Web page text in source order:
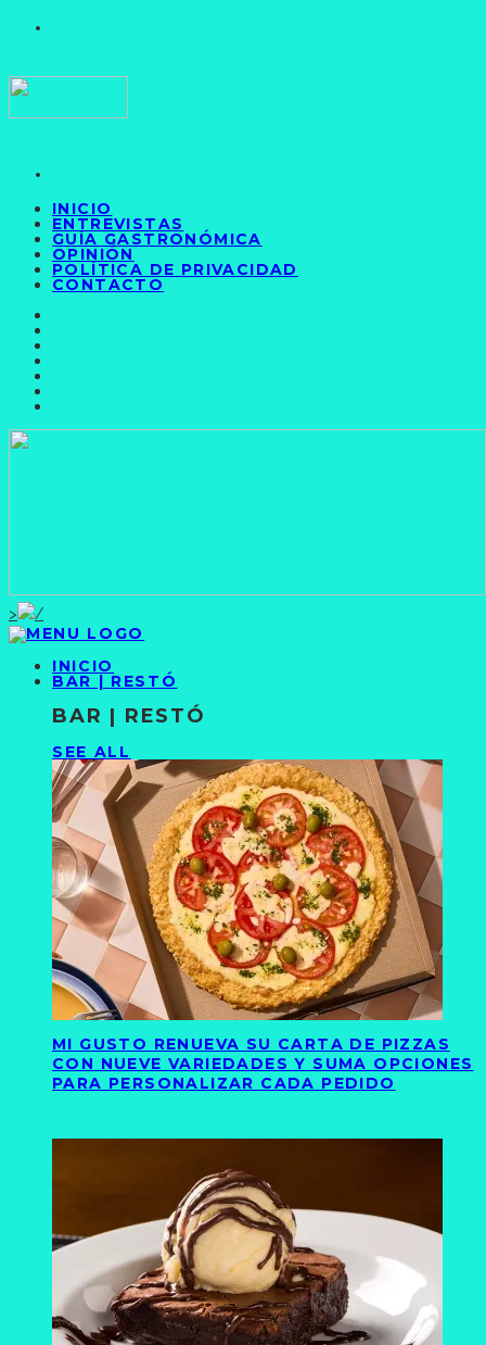
INICIO
ENTREVISTAS
GUÍA GASTRONÓMICA
OPINIÓN
POLÍTICA DE PRIVACIDAD
CONTACTO
>
INICIO
BAR | RESTÓ
BAR | RESTÓ
SEE ALL
MI GUSTO RENUEVA SU CARTA DE PIZZAS
CON NUEVE VARIEDADES Y SUMA OPCIONES
PARA PERSONALIZAR CADA PEDIDO